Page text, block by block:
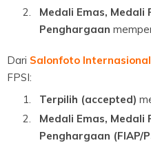
Medali Emas, Medali
Penghargaan
Dari Salonfoto Internasional
FPSI:
Terpilih (accepted)
Medali Emas, Medali
Penghargaan (FIAP/